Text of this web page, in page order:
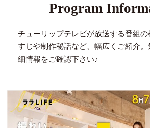
Program
チューリップテレビが放送する番組の
すじや制作秘話など、幅広くご紹介。
細情報をご確認下さい♪